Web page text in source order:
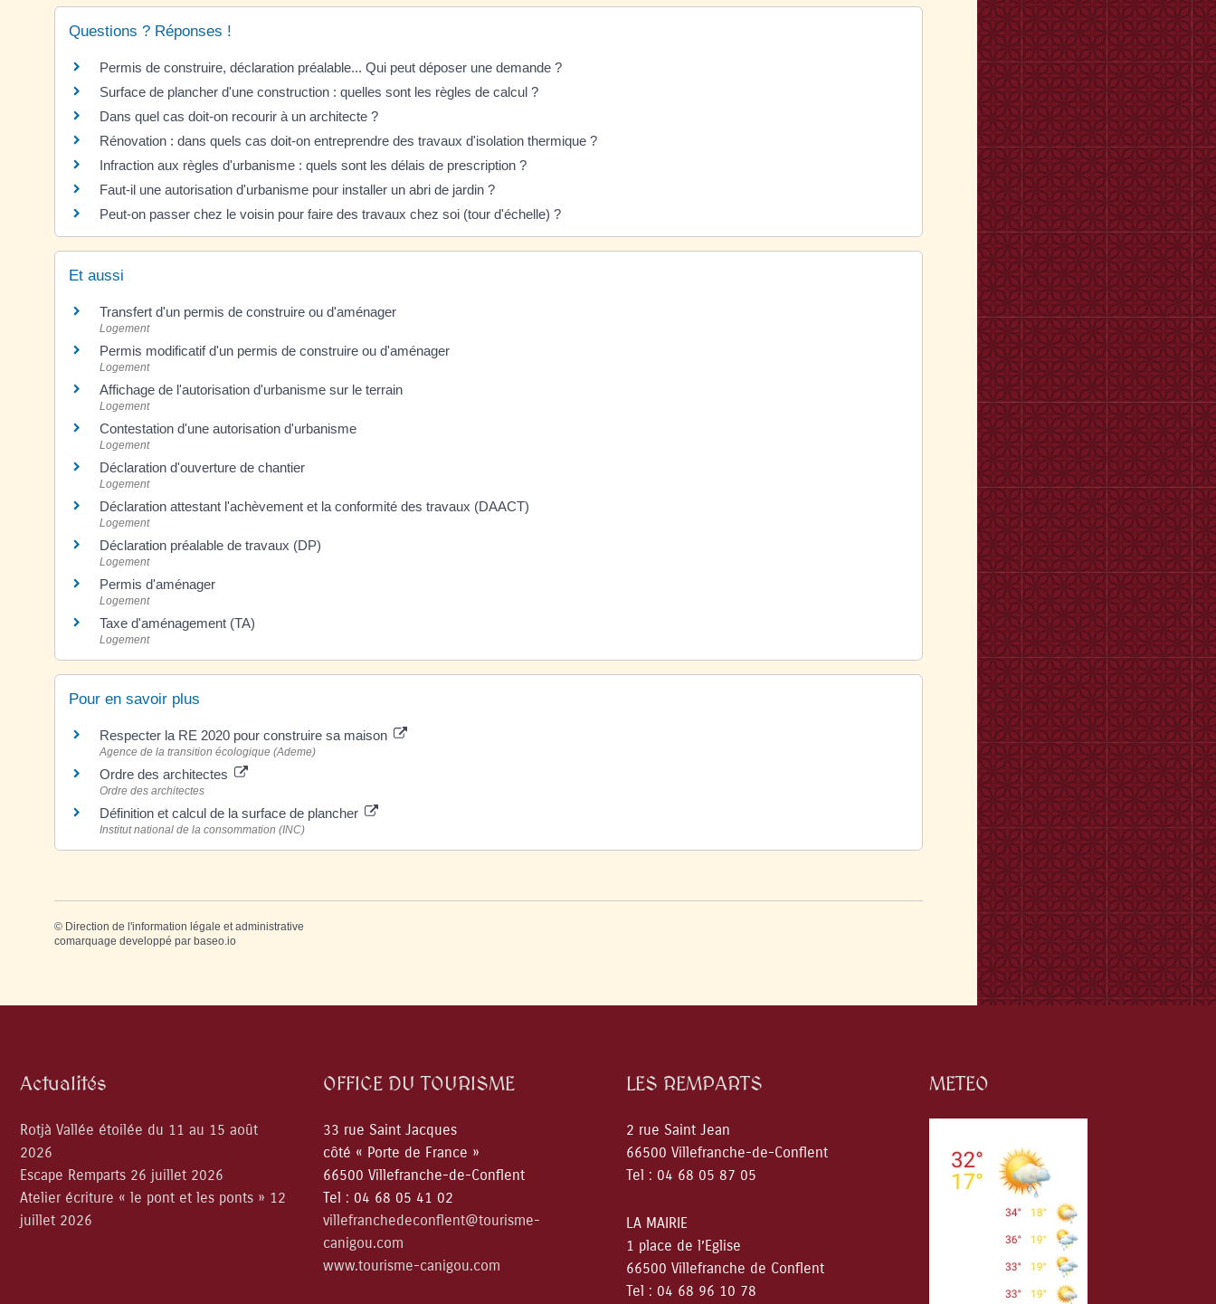
Questions ? Réponses !
Permis de construire, déclaration préalable... Qui peut déposer une demande ?
Surface de plancher d'une construction : quelles sont les règles de calcul ?
Dans quel cas doit-on recourir à un architecte ?
Rénovation : dans quels cas doit-on entreprendre des travaux d'isolation thermique ?
Infraction aux règles d'urbanisme : quels sont les délais de prescription ?
Faut-il une autorisation d'urbanisme pour installer un abri de jardin ?
Peut-on passer chez le voisin pour faire des travaux chez soi (tour d'échelle) ?
Et aussi
Transfert d'un permis de construire ou d'aménager
Logement
Permis modificatif d'un permis de construire ou d'aménager
Logement
Affichage de l'autorisation d'urbanisme sur le terrain
Logement
Contestation d'une autorisation d'urbanisme
Logement
Déclaration d'ouverture de chantier
Logement
Déclaration attestant l'achèvement et la conformité des travaux (DAACT)
Logement
Déclaration préalable de travaux (DP)
Logement
Permis d'aménager
Logement
Taxe d'aménagement (TA)
Logement
Pour en savoir plus
Respecter la RE 2020 pour construire sa maison
Agence de la transition écologique (Ademe)
Ordre des architectes
Ordre des architectes
Définition et calcul de la surface de plancher
Institut national de la consommation (INC)
© Direction de l'information légale et administrative
comarquage developpé par baseo.io
Actualités
Rotjà Vallée étoilée du 11 au 15 août
2026
Escape Remparts 26 juillet 2026
Atelier écriture « le pont et les ponts » 12
juillet 2026
OFFICE DU TOURISME
33 rue Saint Jacques
côté « Porte de France »
66500 Villefranche-de-Conflent
Tel : 04 68 05 41 02
villefranchedeconflent@tourisme-
canigou.com
www.tourisme-canigou.com
LES REMPARTS
2 rue Saint Jean
66500 Villefranche-de-Conflent
Tel : 04 68 05 87 05
LA MAIRIE
1 place de l’Eglise
66500 Villefranche de Conflent
Tel : 04 68 96 10 78
METEO